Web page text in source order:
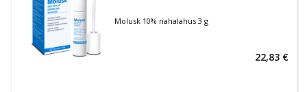
Molusk 10% nahalahus 3 g
22,83 €